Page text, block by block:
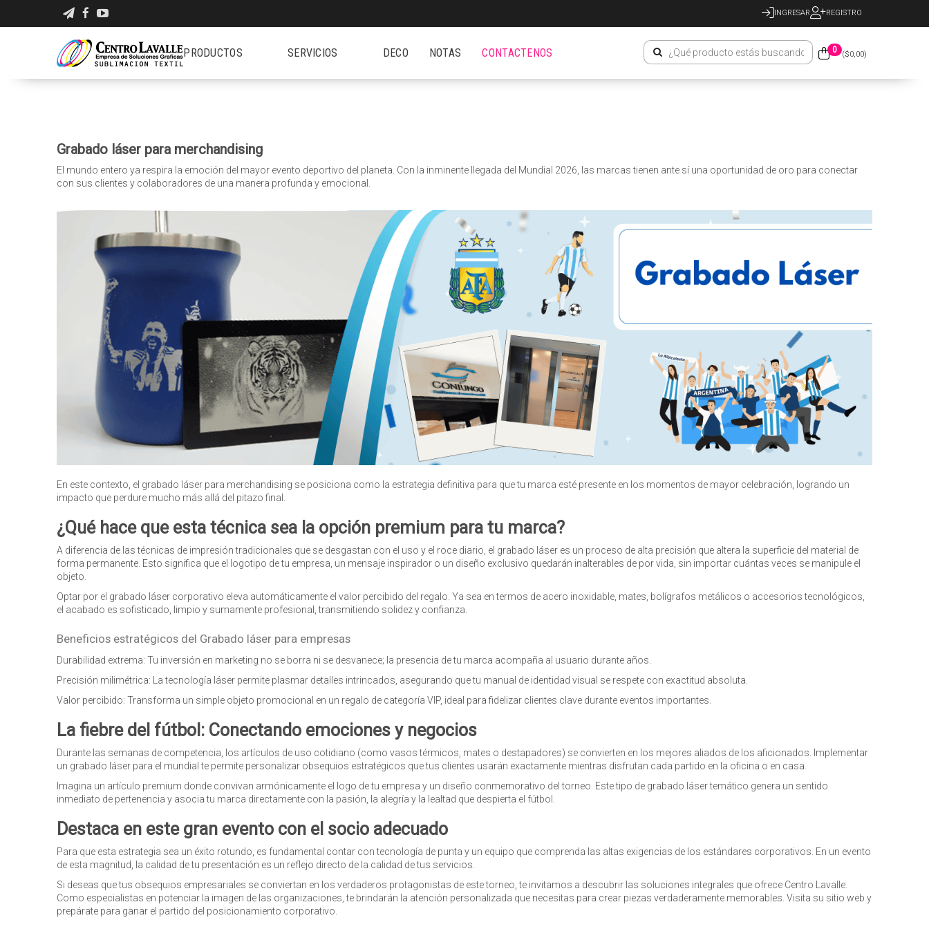
INGRESAR REGISTRO
0 ($0,00)
PRODUCTOS SERVICIOS DECO NOTAS CONTACTENOS
Grabado láser para merchandising
El mundo entero ya respira la emoción del mayor evento deportivo del planeta. Con la inminente llegada del Mundial 2026, las marcas tienen ante sí una oportunidad de oro para conectar
con sus clientes y colaboradores de una manera profunda y emocional.
En este contexto, el grabado láser para merchandising se posiciona como la estrategia definitiva para que tu marca esté presente en los momentos de mayor celebración, logrando un
impacto que perdure mucho más allá del pitazo final.
¿Qué hace que esta técnica sea la opción premium para tu marca?
A diferencia de las técnicas de impresión tradicionales que se desgastan con el uso y el roce diario, el grabado láser es un proceso de alta precisión que altera la superficie del material de
forma permanente. Esto significa que el logotipo de tu empresa, un mensaje inspirador o un diseño exclusivo quedarán inalterables de por vida, sin importar cuántas veces se manipule el
objeto.
Optar por el grabado láser corporativo eleva automáticamente el valor percibido del regalo. Ya sea en termos de acero inoxidable, mates, bolígrafos metálicos o accesorios tecnológicos,
el acabado es sofisticado, limpio y sumamente profesional, transmitiendo solidez y confianza.
Beneficios estratégicos del Grabado láser para empresas
Durabilidad extrema: Tu inversión en marketing no se borra ni se desvanece; la presencia de tu marca acompaña al usuario durante años.
Precisión milimétrica: La tecnología láser permite plasmar detalles intrincados, asegurando que tu manual de identidad visual se respete con exactitud absoluta.
Valor percibido: Transforma un simple objeto promocional en un regalo de categoría VIP, ideal para fidelizar clientes clave durante eventos importantes.
La fiebre del fútbol: Conectando emociones y negocios
Durante las semanas de competencia, los artículos de uso cotidiano (como vasos térmicos, mates o destapadores) se convierten en los mejores aliados de los aficionados. Implementar
un grabado láser para el mundial te permite personalizar obsequios estratégicos que tus clientes usarán exactamente mientras disfrutan cada partido en la oficina o en casa.
Imagina un artículo premium donde convivan armónicamente el logo de tu empresa y un diseño conmemorativo del torneo. Este tipo de grabado láser temático genera un sentido
inmediato de pertenencia y asocia tu marca directamente con la pasión, la alegría y la lealtad que despierta el fútbol.
Destaca en este gran evento con el socio adecuado
Para que esta estrategia sea un éxito rotundo, es fundamental contar con tecnología de punta y un equipo que comprenda las altas exigencias de los estándares corporativos. En un evento
de esta magnitud, la calidad de tu presentación es un reflejo directo de la calidad de tus servicios.
Si deseas que tus obsequios empresariales se conviertan en los verdaderos protagonistas de este torneo, te invitamos a descubrir las soluciones integrales que ofrece Centro Lavalle.
Como especialistas en potenciar la imagen de las organizaciones, te brindarán la atención personalizada que necesitas para crear piezas verdaderamente memorables. Visita su sitio web y
prepárate para ganar el partido del posicionamiento corporativo.